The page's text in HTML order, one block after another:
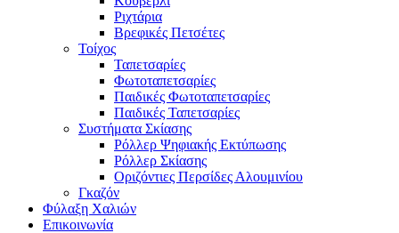
Ριχτάρια
Βρεφικές Πετσέτες
Τοίχος
Ταπετσαρίες
Φωτοταπετσαρίες
Παιδικές Φωτοταπετσαρίες
Παιδικές Ταπετσαρίες
Συστήματα Σκίασης
Ρόλλερ Ψηφιακής Εκτύπωσης
Ρόλλερ Σκίασης
Οριζόντιες Περσίδες Αλουμινίου
Γκαζόν
Φύλαξη Χαλιών
Επικοινωνία